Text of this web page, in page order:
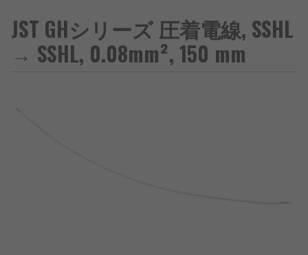
JST GHシリーズ 圧着電線, SSHL
→ SSHL, 0.08mm², 150 mm